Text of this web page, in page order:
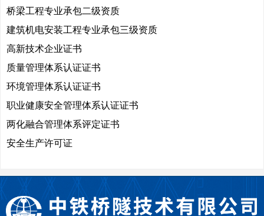
桥梁工程专业承包二级资质
建筑机电安装工程专业承包三级资质
高新技术企业证书
质量管理体系认证证书
环境管理体系认证证书
职业健康安全管理体系认证证书
两化融合管理体系评定证书
安全生产许可证